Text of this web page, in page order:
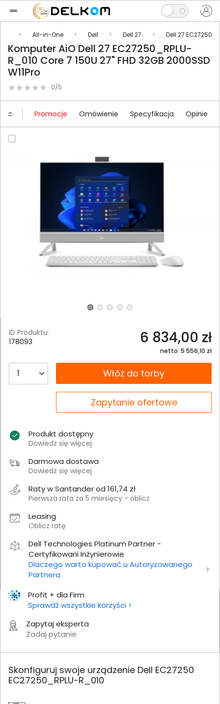
All-in-One Dell Dell 27 Dell 27 EC27250
Komputer AiO Dell 27 EC27250_RPLU-
R_010 Core 7 150U 27" FHD 32GB 2000SSD
W11Pro
0/5
Promocje Omówienie Specyfikacja Opinie
Profit + dla Firm
Sprawdź wszystkie korzyści
Zapytaj eksperta
Zadaj pytanie
ID Produktu:
178093
6 834,00 zł
netto: 5 556,10 zł
__B2C.PRODUCT.QUANTITYWłóż do torby
Zapytanie ofertowe
Produkt dostępny
Dowiedz się więcej
Darmowa dostawa
Dowiedz się więcej
Raty w Santander od 161,74 zł
Pierwsza rata za 5 miesięcy - oblicz
Leasing
Oblicz ratę
Dell Technologies Platinum Partner -
Certyfikowani Inżynierowie
Dlaczego warto kupować u Autoryzowanego
Partnera
Skonfiguruj swoje urządzenie Dell EC27250
EC27250_RPLU-R_010